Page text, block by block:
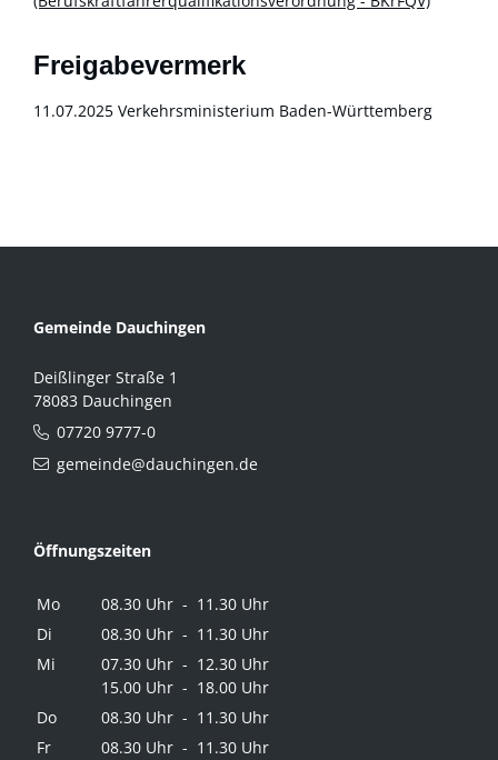
Freigabevermerk
11.07.2025 Verkehrsministerium Baden-Württemberg
Gemeinde Dauchingen
Deißlinger Straße 1
78083 Dauchingen
07720 9777-0
gemeinde@dauchingen.de
Öffnungszeiten
Mo
08.30 Uhr - 11.30 Uhr
Di
08.30 Uhr - 11.30 Uhr
Mi
07.30 Uhr - 12.30 Uhr
15.00 Uhr - 18.00 Uhr
Do
08.30 Uhr - 11.30 Uhr
Fr
08.30 Uhr - 11.30 Uhr